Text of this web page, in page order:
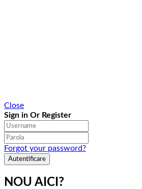
Close
Sign in Or Register
Forgot your password?
NOU AICI?